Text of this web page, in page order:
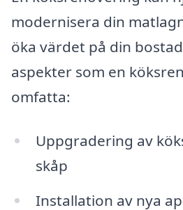
modernisera din
öka värdet på din
aspekter som en
omfatta:
Uppgradering av
skåp
Installation av nya